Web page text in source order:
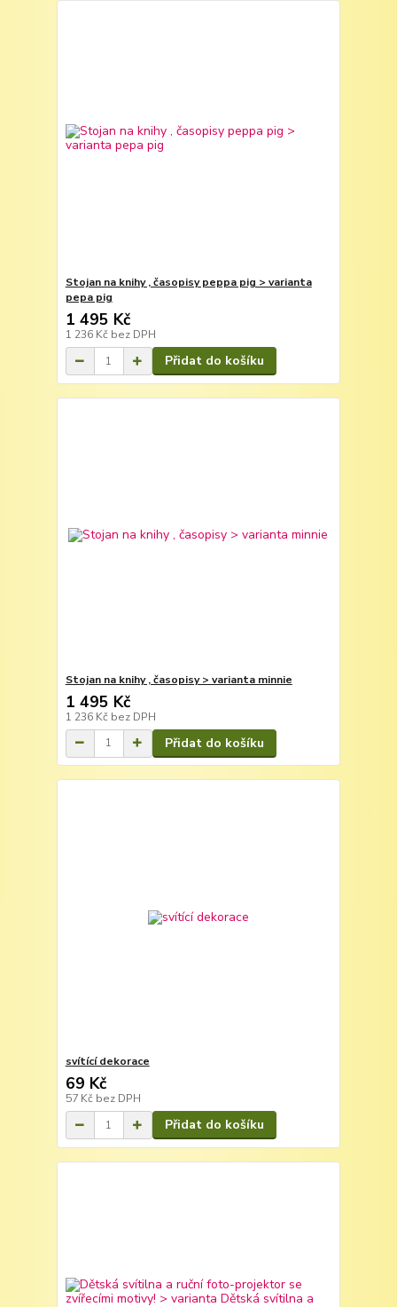
Stojan na knihy , časopisy peppa pig > varianta
pepa pig
1 495 Kč
1 236 Kč bez DPH
Přidat do košíku
Stojan na knihy , časopisy > varianta minnie
1 495 Kč
1 236 Kč bez DPH
Přidat do košíku
svítící dekorace
69 Kč
57 Kč bez DPH
Přidat do košíku